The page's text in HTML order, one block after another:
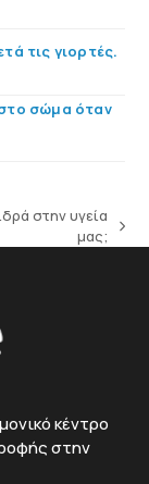
τις γιορτές.
στο σώμα όταν
στην υγεία
μας;
κέντρο
στην